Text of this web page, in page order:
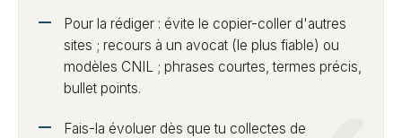
Pour la rédiger : évite le copier-coller d'autres
sites ; recours à un avocat (le plus fiable) ou
modèles CNIL ; phrases courtes, termes précis,
bullet points.
Fais-la évoluer dès que tu collectes de